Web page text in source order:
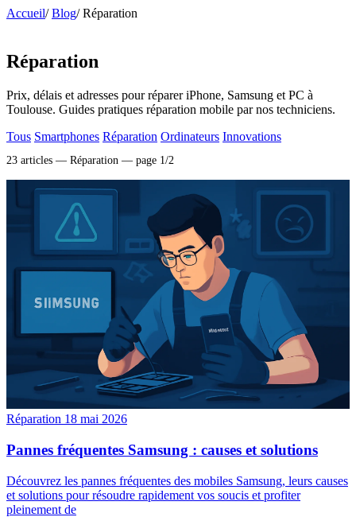
Accueil/ Blog/ Réparation
Réparation
Prix, délais et adresses pour réparer iPhone, Samsung et PC à
Toulouse. Guides pratiques réparation mobile par nos techniciens.
Tous Smartphones Réparation Ordinateurs Innovations
23 articles — Réparation — page 1/2
Réparation 18 mai 2026
Pannes fréquentes Samsung : causes et solutions
Découvrez les pannes fréquentes des mobiles Samsung, leurs causes
et solutions pour résoudre rapidement vos soucis et profiter
pleinement de